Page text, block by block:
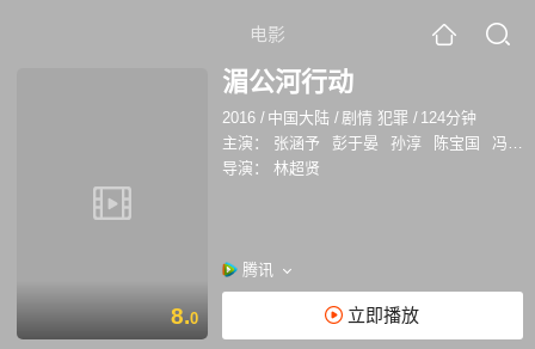
电影
8.0
湄公河行动
2016 / 中国大陆 /剧情 犯罪 / 124分钟
主演：
张涵予 彭于晏 孙淳 陈宝国
冯文娟
导演：
林超贤
腾讯
立即播放